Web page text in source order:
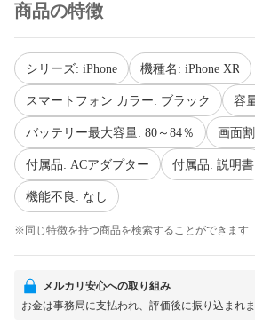
商品の特徴
シリーズ: iPhone 機種名: iPhone XR
スマートフォン カラー: ブラック 容
バッテリー最大容量: 80～84％ 画面
付属品: ACアダプター 付属品: 説明書
機能不良: なし
※同じ特徴を持つ商品を検索することができます
メルカリ安心への取り組み
お金は事務局に支払われ、評価後に振り込まれ